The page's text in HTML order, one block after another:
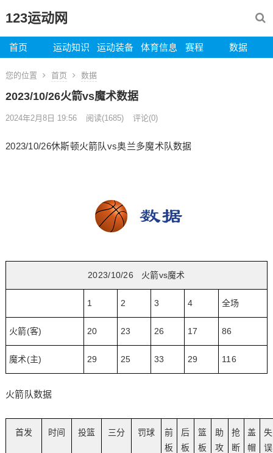
123运动网
首页 运动知识 运动装备 体育信息 赛程 数据
您的位置 首页 数据
2023/10/26火箭vs魔术数据
2024年2月8日 19:56 阅读(1685) 评论(0)
2023/10/26休斯顿火箭队vs奥兰多魔术队数据
2023/10/26 火箭vs魔术
1 2 3 4 全场
火箭(客) 20 23 26 17 86
魔术(主) 29 25 33 29 116
火箭队数据
首发 时间 投篮 三分 罚球
前
板
后
板
篮
板
助
攻
抢
断
盖
帽
失
误